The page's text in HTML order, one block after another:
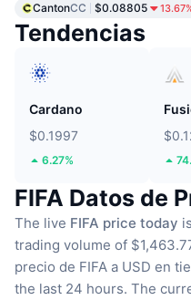
CantonCC $0.08805
Tendencias
Cardano
$0.1997
6.27%
FIFA Datos de
The live FIFA price today
trading volume of
precio de FIFA a USD en
the last 24 hours. The